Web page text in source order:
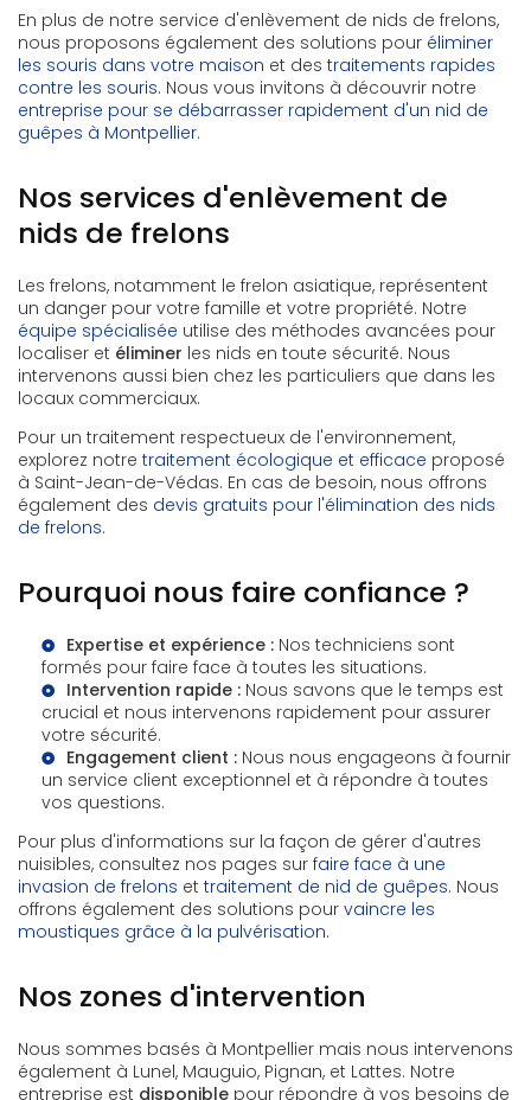
En plus de notre service d'enlèvement de nids de frelons,
nous proposons également des solutions pour éliminer
les souris dans votre maison et des traitements rapides
contre les souris. Nous vous invitons à découvrir notre
entreprise pour se débarrasser rapidement d'un nid de
guêpes à Montpellier.
Nos services d'enlèvement de
nids de frelons
Les frelons, notamment le frelon asiatique, représentent
un danger pour votre famille et votre propriété. Notre
équipe spécialisée utilise des méthodes avancées pour
localiser et éliminer les nids en toute sécurité. Nous
intervenons aussi bien chez les particuliers que dans les
locaux commerciaux.
Pour un traitement respectueux de l'environnement,
explorez notre traitement écologique et efficace proposé
à Saint-Jean-de-Védas. En cas de besoin, nous offrons
également des devis gratuits pour l'élimination des nids
de frelons.
Pourquoi nous faire confiance ?
Expertise et expérience : Nos techniciens sont
formés pour faire face à toutes les situations.
Intervention rapide : Nous savons que le temps est
crucial et nous intervenons rapidement pour assurer
votre sécurité.
Engagement client : Nous nous engageons à fournir
un service client exceptionnel et à répondre à toutes
vos questions.
Pour plus d'informations sur la façon de gérer d'autres
nuisibles, consultez nos pages sur faire face à une
invasion de frelons et traitement de nid de guêpes. Nous
offrons également des solutions pour vaincre les
moustiques grâce à la pulvérisation.
Nos zones d'intervention
Nous sommes basés à Montpellier mais nous intervenons
également à Lunel, Mauguio, Pignan, et Lattes. Notre
entreprise est disponible pour répondre à vos besoins de